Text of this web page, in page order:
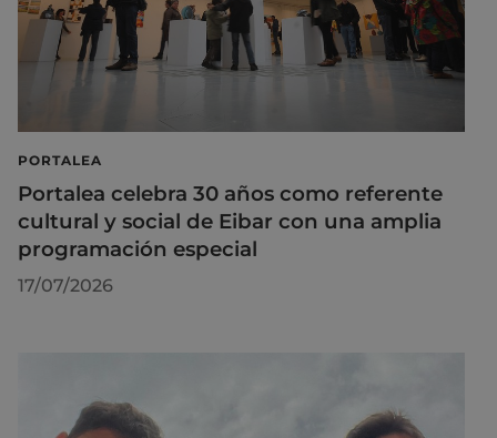
PORTALEA
Portalea celebra 30 años como referente
cultural y social de Eibar con una amplia
programación especial
17/07/2026